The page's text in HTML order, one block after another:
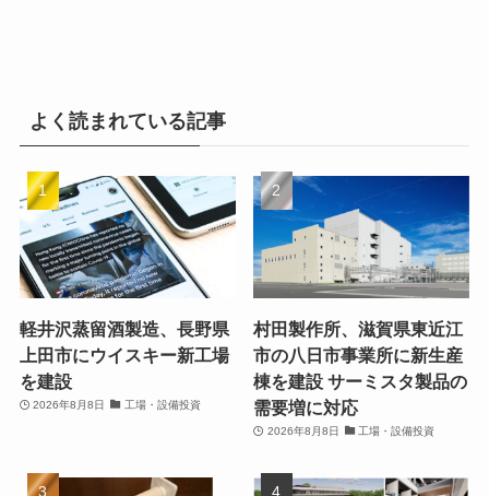
よく読まれている記事
軽井沢蒸留酒製造、長野県
上田市にウイスキー新工場
を建設
2026年8月8日 工場・設備投資
村田製作所、滋賀県東近江
市の八日市事業所に新生産
棟を建設 サーミスタ製品の
需要増に対応
2026年8月8日 工場・設備投資